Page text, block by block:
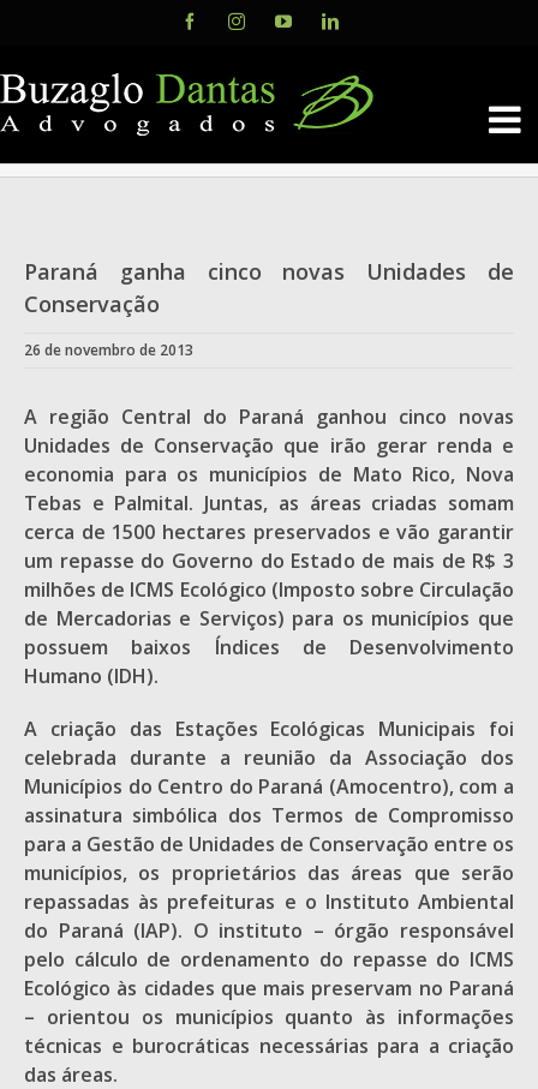
content
FacebookInstagramYouTubeLinkedIn
Paraná ganha cinco novas Unidades de
Conservação
26 de novembro de 2013
A região Central do Paraná ganhou cinco novas
Unidades de Conservação que irão gerar renda e
economia para os municípios de Mato Rico, Nova
Tebas e Palmital. Juntas, as áreas criadas somam
cerca de 1500 hectares preservados e vão garantir
um repasse do Governo do Estado de mais de R$ 3
milhões de ICMS Ecológico (Imposto sobre Circulação
de Mercadorias e Serviços) para os municípios que
possuem baixos Índices de Desenvolvimento
Humano (IDH).
A criação das Estações Ecológicas Municipais foi
celebrada durante a reunião da Associação dos
Municípios do Centro do Paraná (Amocentro), com a
assinatura simbólica dos Termos de Compromisso
para a Gestão de Unidades de Conservação entre os
municípios, os proprietários das áreas que serão
repassadas às prefeituras e o Instituto Ambiental
do Paraná (IAP). O instituto – órgão responsável
pelo cálculo de ordenamento do repasse do ICMS
Ecológico às cidades que mais preservam no Paraná
– orientou os municípios quanto às informações
técnicas e burocráticas necessárias para a criação
das áreas.